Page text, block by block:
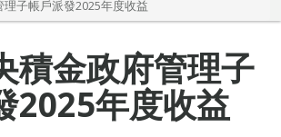
子帳戶派發2025年度收益
積金政府管理子
2025年度收益